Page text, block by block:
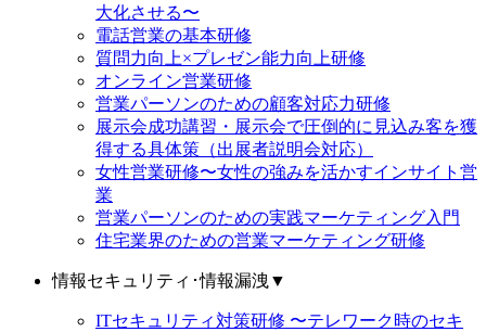
大化させる〜
電話営業の基本研修
質問力向上×プレゼン能力向上研修
オンライン営業研修
営業パーソンのための顧客対応力研修
展示会成功講習・展示会で圧倒的に見込み客を獲
得する具体策（出展者説明会対応）
女性営業研修〜女性の強みを活かすインサイト営
業
営業パーソンのための実践マーケティング入門
住宅業界のための営業マーケティング研修
情報セキュリティ･情報漏洩 ▼
ITセキュリティ対策研修 〜テレワーク時のセキ